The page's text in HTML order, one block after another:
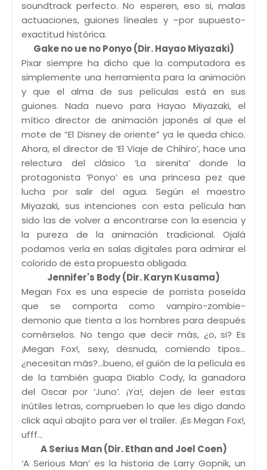
soundtrack perfecto. No esperen, eso si, malas
actuaciones, guiones líneales y –por supuesto-
exactitud histórica.
Gake no ue no Ponyo (Dir. Hayao Miyazaki)
Pixar siempre ha dicho que la computadora es
simplemente una herramienta para la animación
y que el alma de sus películas está en sus
guiones. Nada nuevo para Hayao Miyazaki, el
mítico director de animación japonés al que el
mote de “El Disney de oriente” ya le queda chico.
Ahora, el director de ‘El Viaje de Chihiro’, hace una
relectura del clásico ‘La sirenita’ donde la
protagonista ‘Ponyo’ es una princesa pez que
lucha por salir del agua. Según el maestro
Miyazaki, sus intenciones con esta película han
sido las de volver a encontrarse con la esencia y
la pureza de la animación tradicional. Ojalá
podamos verla en salas digitales para admirar el
colorido de esta propuesta obligada.
Jennifer's Body (Dir. Karyn Kusama)
Megan Fox es una especie de porrista poseída
que se comporta como vampiro-zombie-
demonio que tienta a los hombres para después
comérselos. No tengo que decir más, ¿o, si? Es
¡Megan Fox!, sexy, desnuda, comiendo tipos…
¿necesitan más?...bueno, el guión de la película es
de la también guapa Diablo Cody, la ganadora
del Oscar por ‘Juno’. ¡Ya!, dejen de leer estas
inútiles letras, comprueben lo que les digo dando
click aquí abajito para ver el trailer. ¡Es Megan Fox!,
ufff…
A Serius Man (Dir. Ethan and Joel Coen)
‘A Serious Man’ es la historia de Larry Gopnik, un